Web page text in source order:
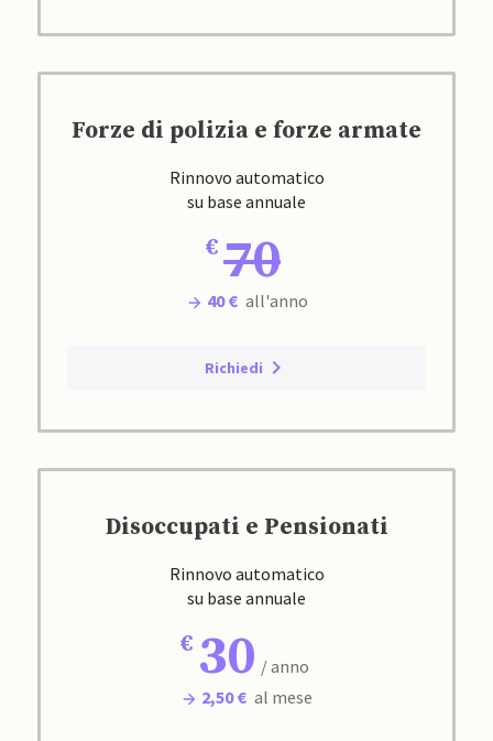
Forze di polizia e forze armate
Rinnovo automatico
su base annuale
70
40 € all'anno
Richiedi
Disoccupati e Pensionati
Rinnovo automatico
su base annuale
30 / anno
2,50 € al mese